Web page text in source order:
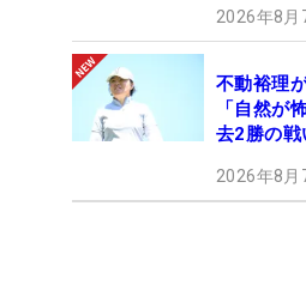
2026年8月
不動裕理
「自然
去2勝の戦
2026年8月